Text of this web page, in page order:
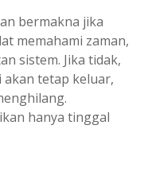
bermakna jika
memahami zaman,
sistem. Jika tidak,
tetap keluar,
hanya tinggal